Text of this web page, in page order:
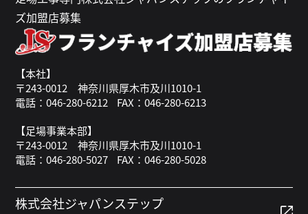
ズ加盟店募集
【本社】
〒243-0012 神奈川県厚木市及川1010-1
電話：046-280-6212
FAX：046-280-6213
【足場事業本部】
〒243-0012 神奈川県厚木市及川1010-1
電話：046-280-5027
FAX：046-280-5028
株式会社ジャパンステップ